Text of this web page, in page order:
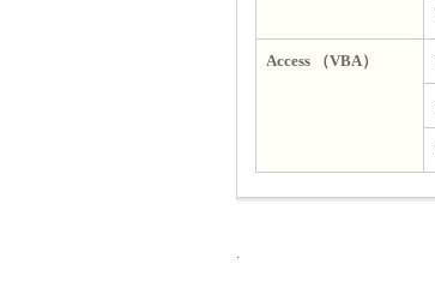
Access （VBA）